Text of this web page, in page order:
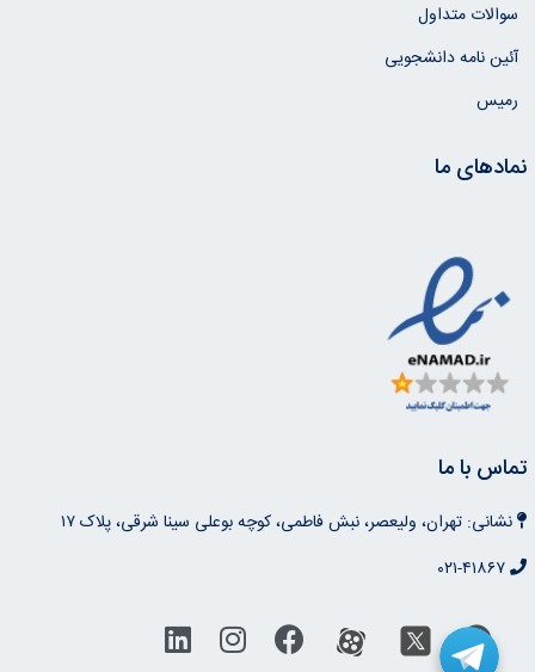
سوالات متداول
آئین نامه دانشجویی
رمیس
نمادهای ما
تماس با ما
نشانی: تهران، ولیعصر، نبش فاطمی، کوچه بوعلی سینا شرقی، پلاک ۱۷
۰۲۱-۴۱۸۶۷